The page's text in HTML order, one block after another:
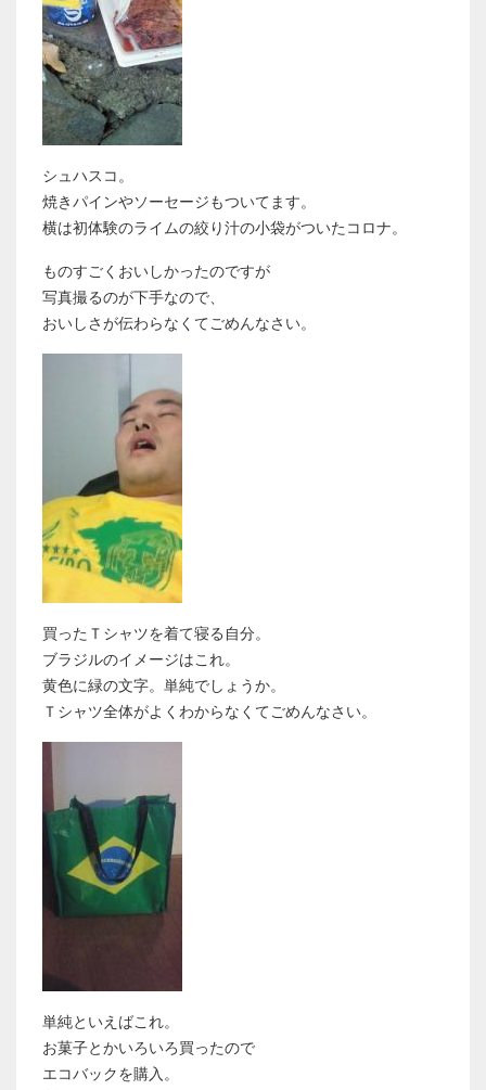
シュハスコ。
焼きパインやソーセージもついてます。
横は初体験のライムの絞り汁の小袋がついたコロナ。
ものすごくおいしかったのですが
写真撮るのが下手なので、
おいしさが伝わらなくてごめんなさい。
買ったＴシャツを着て寝る自分。
ブラジルのイメージはこれ。
黄色に緑の文字。単純でしょうか。
Ｔシャツ全体がよくわからなくてごめんなさい。
単純といえばこれ。
お菓子とかいろいろ買ったので
エコバックを購入。